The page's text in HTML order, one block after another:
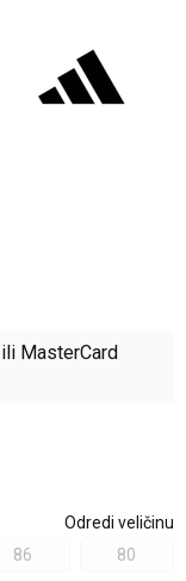
MasterCard
Odredi veličinu
86 80